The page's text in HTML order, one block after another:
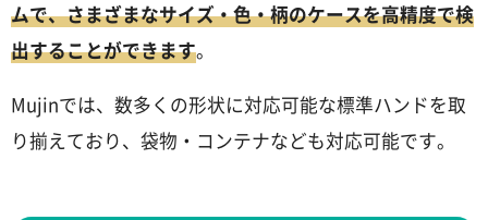
ムで、さまざまなサイズ・色・柄のケースを高精度で検
出することができます。
Mujinでは、数多くの形状に対応可能な標準ハンドを取
り揃えており、袋物・コンテナなども対応可能です。